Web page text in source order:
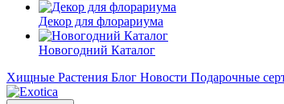
Декор для флорариума
Новогодний Каталог
Хищные Растения Блог Новости Подарочные